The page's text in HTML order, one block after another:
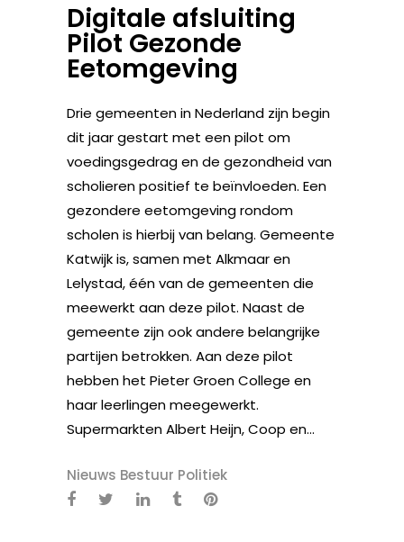
Digitale afsluiting
Pilot Gezonde
Eetomgeving
Drie gemeenten in Nederland zijn begin
dit jaar gestart met een pilot om
voedingsgedrag en de gezondheid van
scholieren positief te beïnvloeden. Een
gezondere eetomgeving rondom
scholen is hierbij van belang. Gemeente
Katwijk is, samen met Alkmaar en
Lelystad, één van de gemeenten die
meewerkt aan deze pilot. Naast de
gemeente zijn ook andere belangrijke
partijen betrokken. Aan deze pilot
hebben het Pieter Groen College en
haar leerlingen meegewerkt.
Supermarkten Albert Heijn, Coop en...
Nieuws Bestuur Politiek